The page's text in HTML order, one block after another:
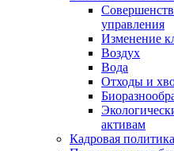
управления
Изменение
Воздух
Вода
Отходы и
активам
Кадровая политика